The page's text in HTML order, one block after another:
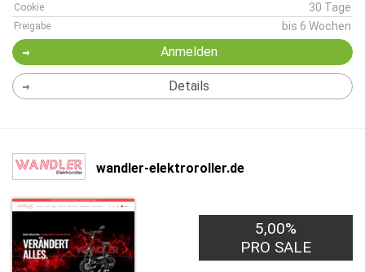
Cookie 30 Tage
Freigabe bis 6 Wochen
Anmelden
Details
wandler-elektroroller.de
5,00%
PRO SALE